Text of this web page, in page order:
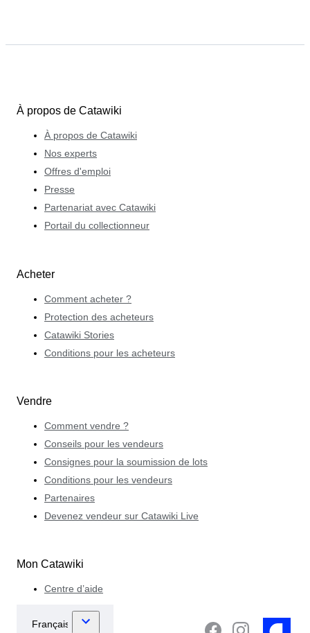
À propos de Catawiki
À propos de Catawiki
Nos experts
Offres d'emploi
Presse
Partenariat avec Catawiki
Portail du collectionneur
Acheter
Comment acheter ?
Protection des acheteurs
Catawiki Stories
Conditions pour les acheteurs
Vendre
Comment vendre ?
Conseils pour les vendeurs
Consignes pour la soumission de lots
Conditions pour les vendeurs
Partenaires
Devenez vendeur sur Catawiki Live
Mon Catawiki
Centre d’aide